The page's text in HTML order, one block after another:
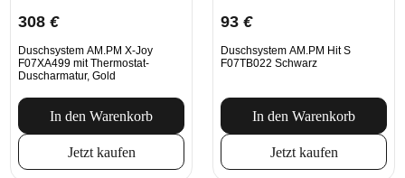
308 €
Duschsystem AM.PM X-Joy
F07XA499 mit Thermostat-
Duscharmatur, Gold
In den Warenkorb
Jetzt kaufen
93 €
Duschsystem AM.PM Hit S
F07TB022 Schwarz
In den Warenkorb
Jetzt kaufen